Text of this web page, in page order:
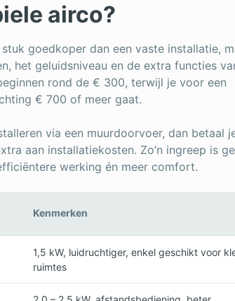
airco?
goedkoper dan een vaste installatie,
het geluidsniveau en de extra functies
rond de € 300, terwijl je voor een
€ 700 of meer gaat.
via een muurdoorvoer, dan betaal
aan installatiekosten. Zo’n ingreep is
werking én meer comfort.
Kenmerken
1,5 kW, luidruchtiger, enkel geschikt voor
ruimtes